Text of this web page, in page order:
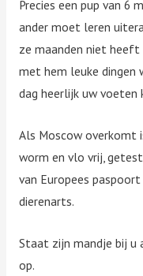
Precies een pup van 6
ander moet leren
ze maanden niet heeft
met hem leuke dingen
dag heerlijk uw voeten
Als Moscow overkomt
worm en vlo vrij,
van Europees
dierenarts.
Staat zijn mandje bij u
op.